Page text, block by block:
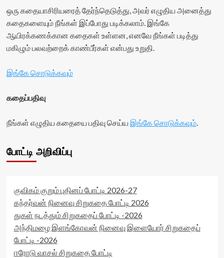
ஒரு கதையாசிரியரைத் தேர்ந்தெடுத்து, அவர் எழுதிய அனைத்து
கதைகளையும் நீங்கள் இப்போது படிக்கலாம். இங்கே
ஆயிரக்கணக்கான கதைகள் உள்ளன, எனவே நீங்கள் படித்து
மகிழும் பலவற்றைக் காண்பீர்கள் என்பது உறுதி.
இங்கே சொடுக்கவும்
கதைப்பதிவு
நீங்கள் எழுதிய கதையை பதிவு செய்ய இங்கே சொடுக்கவும்.
போட்டி அறிவிப்பு
குவிகம் குறும் புதினப் போட்டி 2026-27
கந்தர்வன் நினைவு சிறுகதை போட்டி 2026
துகள் நடத்தும் சிறுகதைப் போட்டி -2026
அந்திமழை இளங்கோவன் நினைவு இளையோர் சிறுகதைப்
போட்டி -2026
ஈரோடு வாசல் சிறுகதை போட்டி